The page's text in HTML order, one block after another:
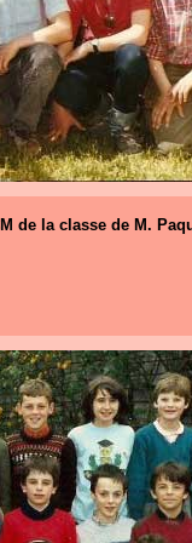
de la classe de M.